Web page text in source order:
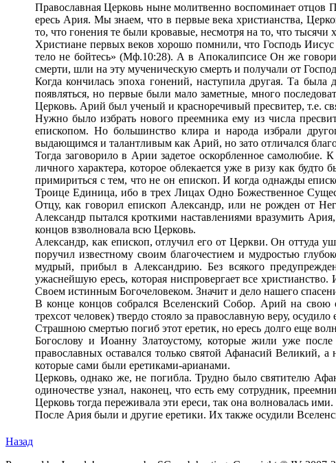
Православная Церковь ныне молитвенно воспоминает отцов
ересь Ария. Мы знаем, что в первые века христианства,
то, что гонения те были кровавые, несмотря на то, что
Христиане первых веков хорошо помнили, что Господь
тело не бойтесь» (Мф.10:28). А в Апокалипсисе Он же
смерти, шли на эту мученическую смерть и получали от
Когда кончилась эпоха гонений, наступила другая. Та
появляться, но первые были мало заметные, много
Церковь. Арий был ученый и красноречивый пресвитер, т.е.
Нужно было избрать нового преемника ему из числа
епископом. Но большинство клира и народа избрали
выдающимся и талантливым как Арий, но зато отличался
Тогда заговорило в Арии задетое оскорбленное
личного характера, которое облекается уже в ризу как
примириться с тем, что не он епископ. И когда однажды
Троице Единица, ибо в трех Лицах Одно Божественное
Отцу, как говорил епископ Александр, или не рожден от
Александр пытался кроткими наставлениями вразумить
концов взволновала всю Церковь.
Александр, как епископ, отлучил его от Церкви. Он оттуда
поручил известному своим благочестием и мудростью
мудрый, прибыл в Александрию. Без всякого
ужаснейшую ересь, которая ниспровергает все
Своем истинным Богочеловеком. Значит и дело нашего
В конце концов собрался Вселенский Собор. Арий на свою
трехсот человек) твердо стояло за православную веру,
Страшною смертью погиб этот еретик, но ересь долго еще
Богослову и Иоанну Златоустому, которые жили уже
православных оставался только святой Афанасий Великий,
которые сами были еретиками-арианами.
Церковь, однако же, не погибла. Трудно было святителю
одиночестве узнал, наконец, что есть ему сотрудник,
Церковь тогда переживала эти ереси, так она волновалась ими.
После Ария были и другие еретики. Их также осудили
Назад